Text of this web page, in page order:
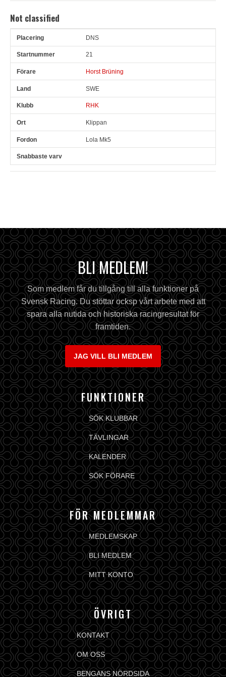
Not classified
Pl Snr Land
DNS
21
Horst Brüning
SWE
RHK
Klippan
Lola Mk5
BLI MEDLEM!
Som medlem får du tillgång till alla funktioner på
Svensk Racing. Du stöttar ocksp vårt arbete med att
spara alla nutida och historiska racingresultat för
framtiden.
JAG VILL BLI MEDLEM
FUNKTIONER
SÖK KLUBBAR
TÄVLINGAR
KALENDER
SÖK FÖRARE
FÖR MEDLEMMAR
MEDLEMSKAP
BLI MEDLEM
MITT KONTO
ÖVRIGT
KONTAKT
OM OSS
BENGANS NÖRDSIDA